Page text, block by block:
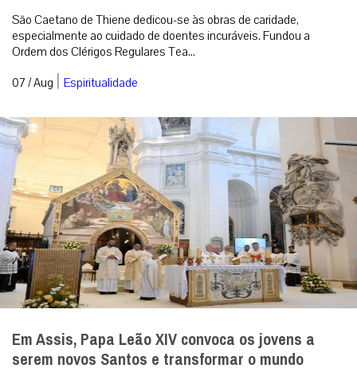
São Caetano de Thiene dedicou-se às obras de caridade,
especialmente ao cuidado de doentes incuráveis. Fundou a
Ordem dos Clérigos Regulares Tea...
07 / Aug | Espiritualidade
Em Assis, Papa Leão XIV convoca os jovens a
serem novos Santos e transformar o mundo